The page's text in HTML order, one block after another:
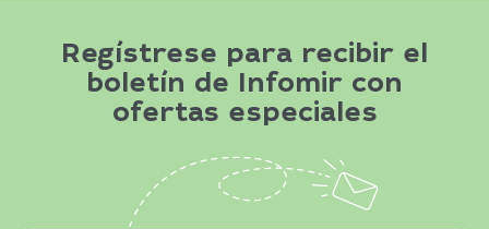
Regístrese para recibir el
boletín de Infomir con
ofertas especiales